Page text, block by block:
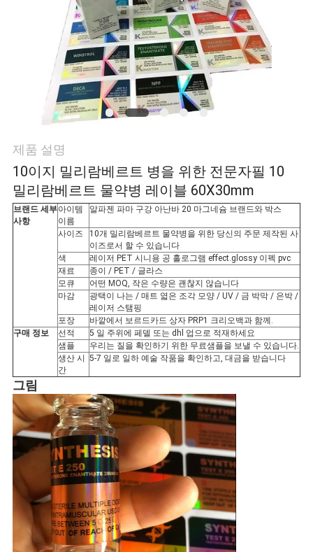
스
경
우
트
PRIVACY
POLICY
제품 설명
10이지 밀리람베르트 병을 위한 전문자필 10
밀리람베르트 물약병 레이블 60X30mm
브랜드 세부
사항
아이템
이름
알파젠 파마 구강 아난바 20 마그네슘 브랜드와 박스
사이즈
10개 밀리람베르트 물약병을 위한 당신의 주문 제작된 사
이즈로서 할 수 있습니다
색
레이저 PET 시니용 공 홀로그램 effect.glossy 이펙 pvc
재료
종이 / PET / 글라스
모큐
어떤 MOQ, 작은 수량은 괜찮지 않습니다
마감
광택이 나는 / 매트 엷은 조각 모양 / UV / 금 박막 / 은박 /
레이저 스탬핑
포장
바깥에서 보르드카드 상자 PRP1 크리오백과 함께.
구매 정보
선적
5 일 주위에 페델 또는 dhl 업으로 적재하세요
샘플
우리는 질을 확인하기 위한 무료샘플을 보낼 수 있습니다.
생산 시
간
5-7 일로 일하 예술 작품을 확인하고, 대금을 받습니다
그림